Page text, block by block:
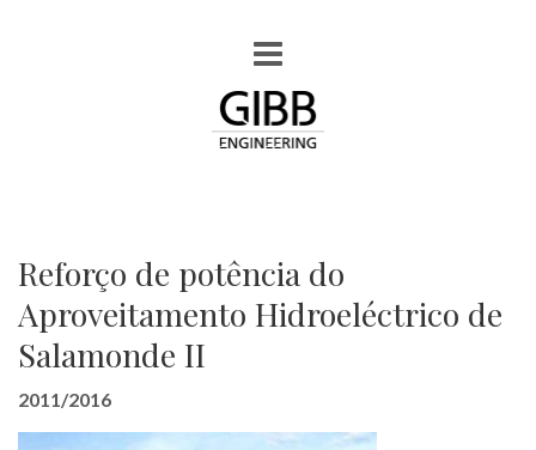
Reforço de potência do
Aproveitamento Hidroeléctrico de
Salamonde II
2011/2016